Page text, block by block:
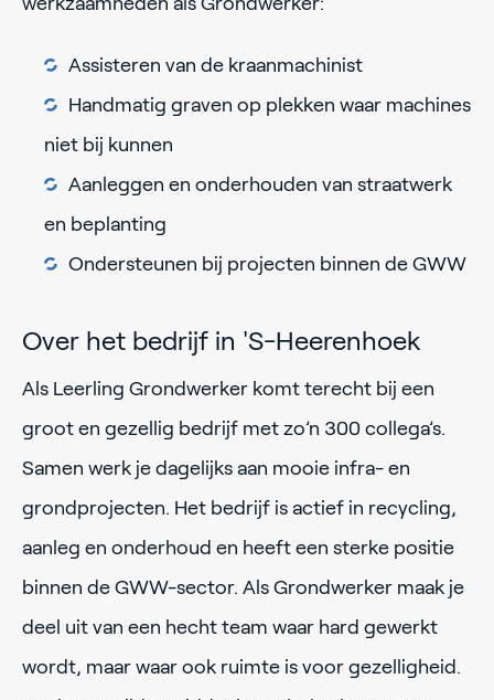
Assisteren van de kraanmachinist
Handmatig graven op plekken waar machines
niet bij kunnen
Aanleggen en onderhouden van straatwerk
en beplanting
Ondersteunen bij projecten binnen de GWW
Over het bedrijf in 'S-Heerenhoek
Als Leerling Grondwerker komt terecht bij een
groot en gezellig bedrijf met zo’n 300 collega’s.
Samen werk je dagelijks aan mooie infra- en
grondprojecten. Het bedrijf is actief in recycling,
aanleg en onderhoud en heeft een sterke positie
binnen de GWW-sector. Als Grondwerker maak je
deel uit van een hecht team waar hard gewerkt
wordt, maar waar ook ruimte is voor gezelligheid.